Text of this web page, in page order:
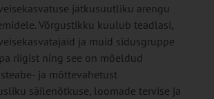
jätkusuutliku arengu
Võrgustikku kuulub teadlasi,
ja muid sidusgruppe
riigist ning see on mõeldud
ja mõttevahetust
säilenõtkuse, loomade tervise ja